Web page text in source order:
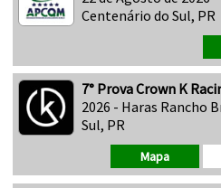
Centenário do Sul, PR
7° Prova Crown K
2026 - Haras Rancho
Sul, PR
Mapa